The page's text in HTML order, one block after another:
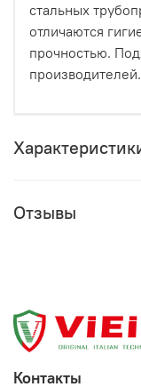
стальных
отличаются
прочностью.
производителей.
Отзывы
Контакты